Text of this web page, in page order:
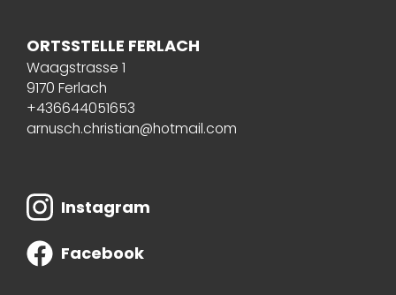
ORTSSTELLE FERLACH
Waagstrasse 1
9170 Ferlach
+436644051653
arnusch.christian@hotmail.com
Instagram
Facebook